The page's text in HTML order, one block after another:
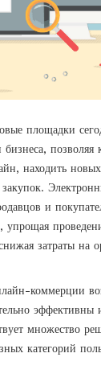
площадки
позволяя
находить
и
упрощая
затраты на
коммерции
эффективны
множество
категорий